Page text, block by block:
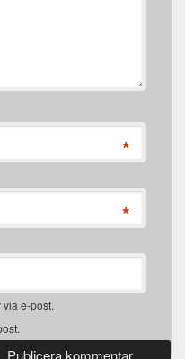
*
*
e-post.